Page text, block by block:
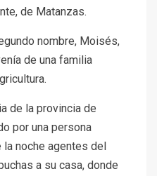
de Matanzas.
nombre, Moisés,
de una familia
de la provincia de
por una persona
la noche agentes del
a su casa, donde